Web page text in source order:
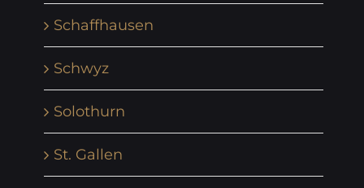
Schaffhausen
Schwyz
Solothurn
St. Gallen